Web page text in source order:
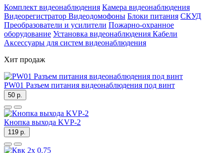
Комплект видеонаблюдения Камера видеонаблюдения
Видеорегистратор Видеодомофоны Блоки питания СКУД
Преобразователи и усилители Пожарно-охранное
оборудование Установка видеонаблюдения Кабели
Аксессуары для систем видеонаблюдения
Хит продаж
PW01 Разъем питания видеонаблюдения под винт
50 р.
Кнопка выхода KVP-2
119 р.